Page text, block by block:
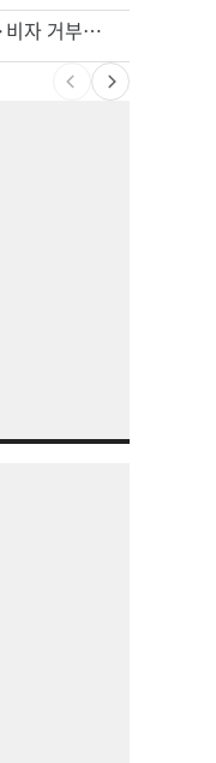
서류 하나만 빠져도 영주권·비자 거부…심사관 재량권 대폭 확대